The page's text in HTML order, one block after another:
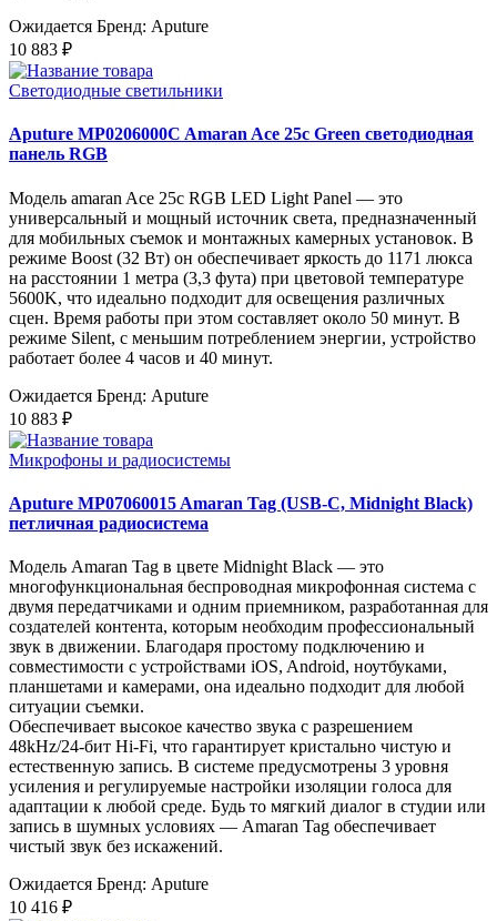
Ожидается Бренд: Aputure
10 883 ₽
Светодиодные светильники
Aputure MP0206000C Amaran Ace 25c Green светодиодная
панель RGB
Модель amaran Ace 25c RGB LED Light Panel — это
универсальный и мощный источник света, предназначенный
для мобильных съемок и монтажных камерных установок. В
режиме Boost (32 Вт) он обеспечивает яркость до 1171 люкса
на расстоянии 1 метра (3,3 фута) при цветовой температуре
5600K, что идеально подходит для освещения различных
сцен. Время работы при этом составляет около 50 минут. В
режиме Silent, с меньшим потреблением энергии, устройство
работает более 4 часов и 40 минут.
Ожидается Бренд: Aputure
10 883 ₽
Микрофоны и радиосистемы
Aputure MP07060015 Amaran Tag (USB-C, Midnight Black)
петличная радиосистема
Модель Amaran Tag в цвете Midnight Black — это
многофункциональная беспроводная микрофонная система с
двумя передатчиками и одним приемником, разработанная для
создателей контента, которым необходим профессиональный
звук в движении. Благодаря простому подключению и
совместимости с устройствами iOS, Android, ноутбуками,
планшетами и камерами, она идеально подходит для любой
ситуации съемки.
Обеспечивает высокое качество звука с разрешением
48kHz/24-бит Hi-Fi, что гарантирует кристально чистую и
естественную запись. В системе предусмотрены 3 уровня
усиления и регулируемые настройки изоляции голоса для
адаптации к любой среде. Будь то мягкий диалог в студии или
запись в шумных условиях — Amaran Tag обеспечивает
чистый звук без искажений.
Ожидается Бренд: Aputure
10 416 ₽